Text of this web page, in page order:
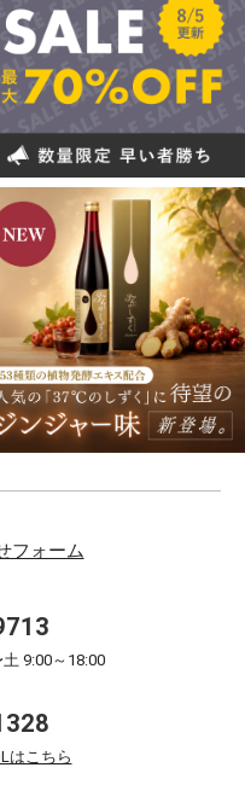
フォーム
9:00～18:00
はこちら